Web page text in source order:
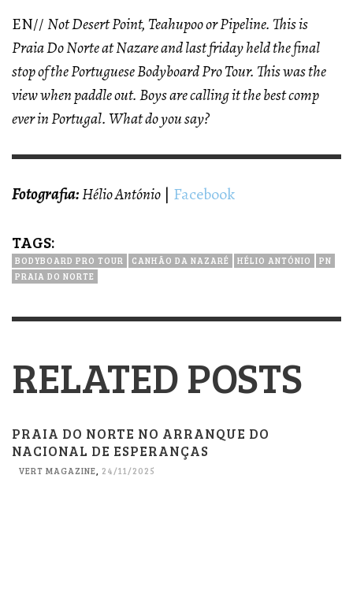
EN//Not Desert Point, Teahupoo or Pipeline. This is
Praia Do Norte at Nazare and last friday held the final
stop of the Portuguese Bodyboard Pro Tour. This was the
view when paddle out. Boys are calling it the best comp
ever in Portugal. What do you say?
Fotografia:Hélio António | Facebook
TAGS:
BODYBOARD PRO TOUR CANHÃO DA NAZARÉ HÉLIO ANTÓNIO
PN
PRAIA DO NORTE
RELATED POSTS
PRAIA DO NORTE NO ARRANQUE DO
NACIONAL DE ESPERANÇAS
VERT MAGAZINE 24/11/2025